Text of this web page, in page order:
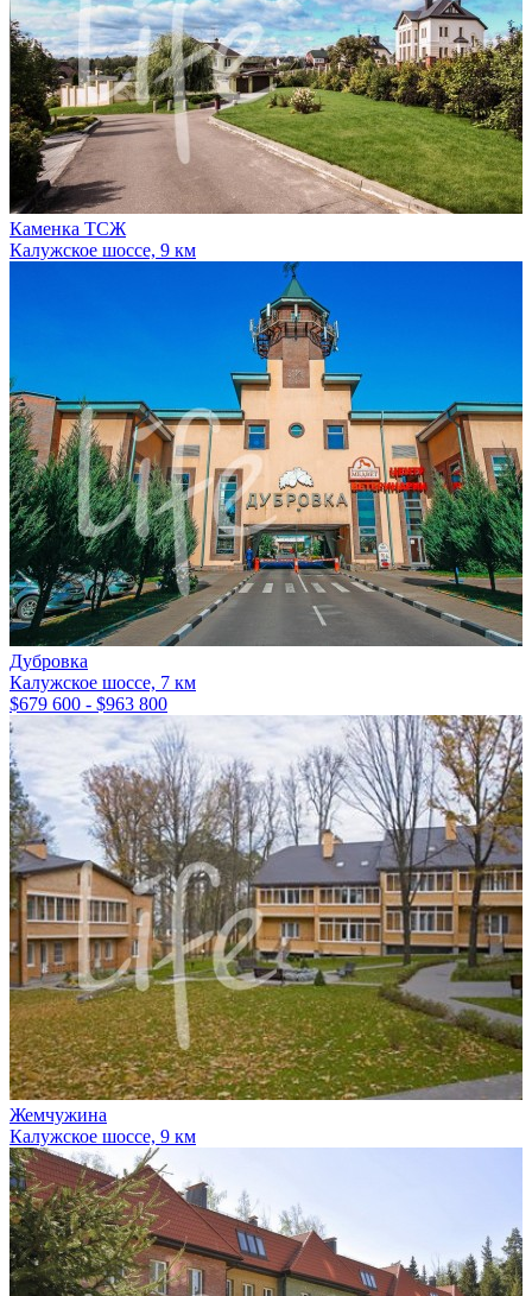
Каменка ТСЖ
Калужское шоссе, 9 км
Дубровка
Калужское шоссе, 7 км
$679 600 - $963 800
Жемчужина
Калужское шоссе, 9 км